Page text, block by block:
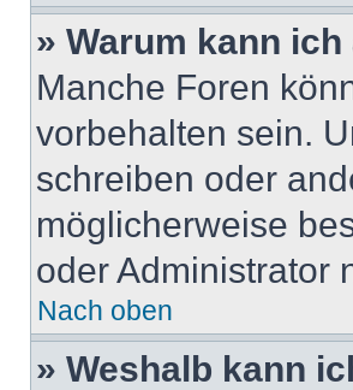
» Warum kann
Manche Foren
vorbehalten sein.
schreiben oder
möglicherweise
oder Administrator
Nach oben
» Weshalb kann